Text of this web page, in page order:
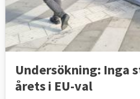
Centerpartiet
Kristdemokraterna
Vänsterpartiet
Undersökning: Inga
årets i EU-val